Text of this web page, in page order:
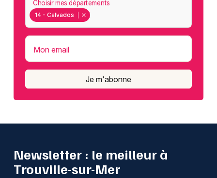
14 - Calvados
Choisir mes départements
Mon email
Je m'abonne
Newsletter : le meilleur à
Trouville-sur-Mer